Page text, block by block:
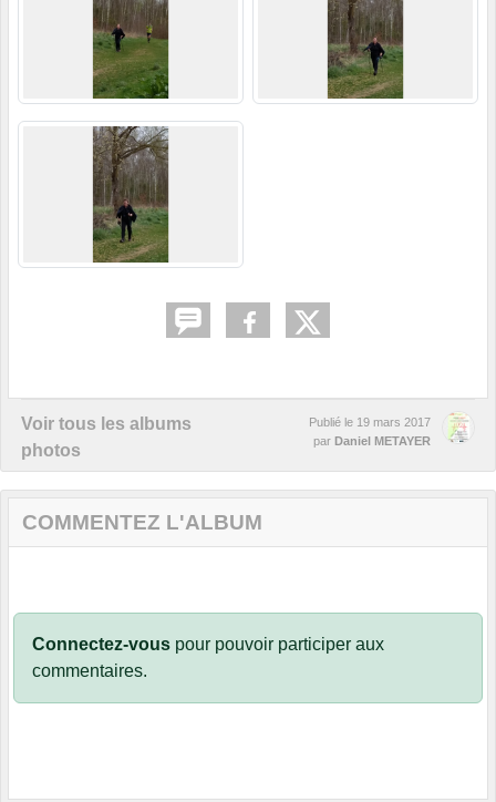
Voir tous les albums
photos
Publié le 19 mars 2017
par Daniel METAYER
COMMENTEZ L'ALBUM
Connectez-vous pour pouvoir participer aux
commentaires.